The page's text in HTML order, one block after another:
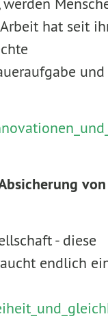
hat seit
und
von
- diese
endlich